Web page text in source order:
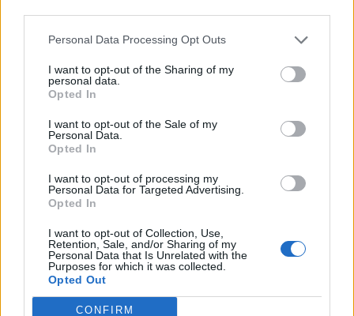
Personal Data Processing Opt Outs
I want to opt-out of the Sharing of my
personal data.
Opted In
I want to opt-out of the Sale of my
Personal Data.
Opted In
I want to opt-out of processing my
Personal Data for Targeted Advertising.
Opted In
I want to opt-out of Collection, Use,
Retention, Sale, and/or Sharing of my
Personal Data that Is Unrelated with the
Purposes for which it was collected.
Opted Out
CONFIRM